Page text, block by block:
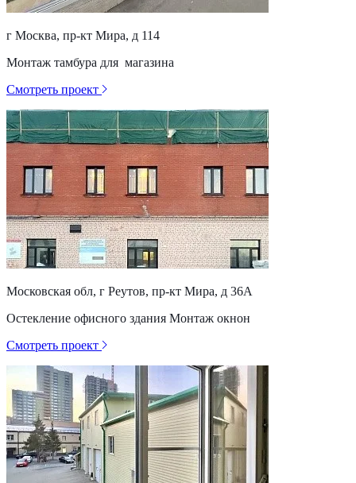
г Москва, пр-кт Мира, д 114
Монтаж тамбура для магазина
Смотреть проект
Московская обл, г Реутов, пр-кт Мира, д 36А
Остекление офисного здания Монтаж окнон
Смотреть проект